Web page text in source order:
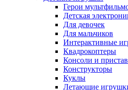
Герои
Детская
Для девочек
Для мальчиков
Интерактивные
Квадрокоптеры
Консоли и
Конструкторы
Куклы
Летающие